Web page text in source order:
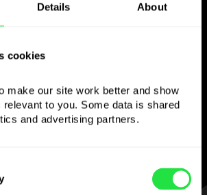
Details About
cookies
make our site work better and show
to you. Some data is shared
and advertising partners.
valgte
til udlandet,
uden